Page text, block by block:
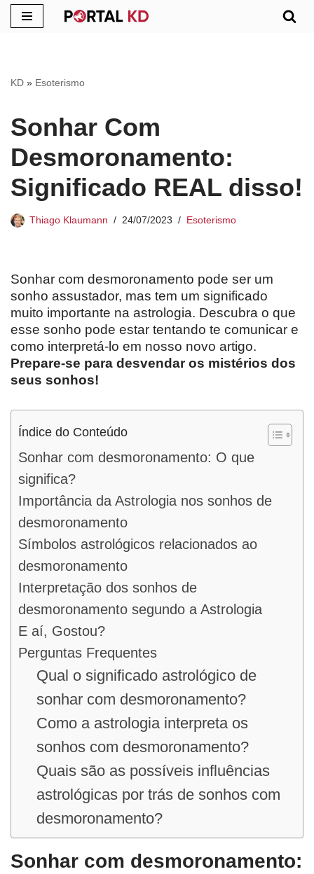
conteúdo
KD » Esoterismo
Sonhar Com
Desmoronamento:
Significado REAL disso!
Thiago Klaumann 24/07/2023 Esoterismo
Sonhar com desmoronamento pode ser um
sonho assustador, mas tem um significado
muito importante na astrologia. Descubra o que
esse sonho pode estar tentando te comunicar e
como interpretá-lo em nosso novo artigo.
Prepare-se para desvendar os mistérios dos
seus sonhos!
Índice do Conteúdo
Sonhar com desmoronamento: O que
significa?
Importância da Astrologia nos sonhos de
desmoronamento
Símbolos astrológicos relacionados ao
desmoronamento
Interpretação dos sonhos de
desmoronamento segundo a Astrologia
E aí, Gostou?
Perguntas Frequentes
Qual o significado astrológico de
sonhar com desmoronamento?
Como a astrologia interpreta os
sonhos com desmoronamento?
Quais são as possíveis influências
astrológicas por trás de sonhos com
desmoronamento?
Sonhar com desmoronamento: